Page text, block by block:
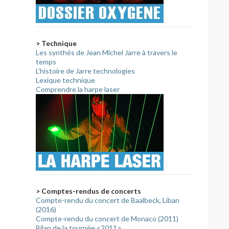
> Technique
Les synthés de Jean Michel Jarre à travers le
temps
L'histoire de Jarre technologies
Lexique technique
Comprendre la harpe laser
> Comptes-rendus de concerts
Compte-rendu du concert de Baalbeck, Liban
(2016)
Compte-rendu du concert de Monaco (2011)